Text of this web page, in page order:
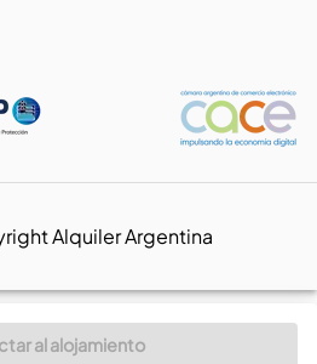
al alojamiento
Alquiler Argentina